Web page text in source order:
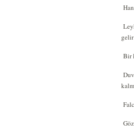
gelir
Bir